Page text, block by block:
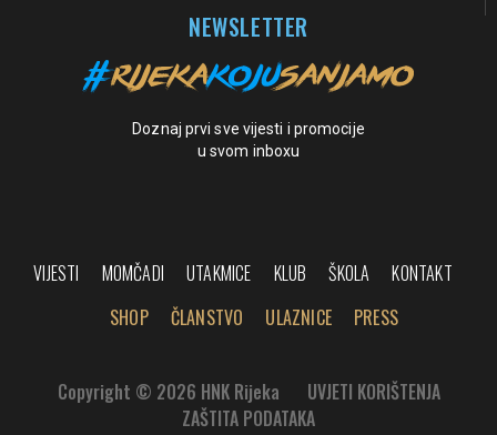
NEWSLETTER
Doznaj prvi sve vijesti i promocije
u svom inboxu
VIJESTI MOMČADI UTAKMICE KLUB ŠKOLA
KONTAKT
SHOP
ČLANSTVO ULAZNICE PRESS
Copyright © 2026 HNK Rijeka
UVJETI KORIŠTENJA
ZAŠTITA PODATAKA